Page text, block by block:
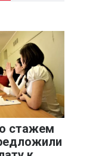
стажем